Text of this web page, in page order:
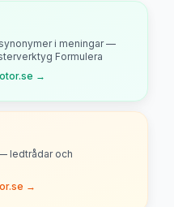
i meningar —
Formulera
→
ledtrådar och
→